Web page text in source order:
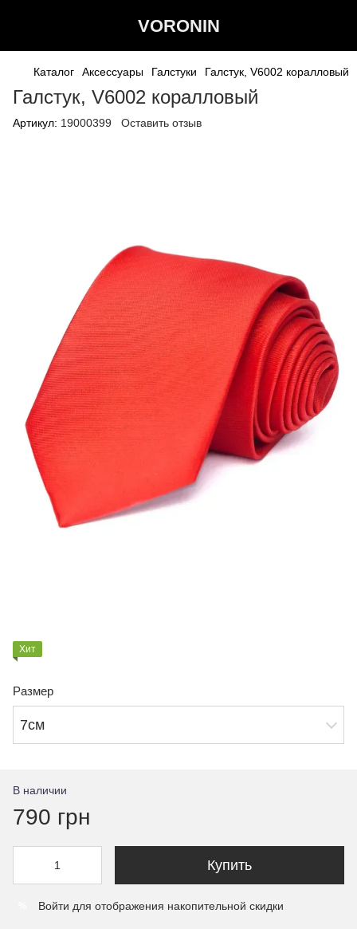
VORONIN
Каталог Аксессуары Галстуки Галстук, V6002 коралловый
Галстук, V6002 коралловый
Артикул: 19000399 Оставить отзыв
Хит
Размер
7см
В наличии
790 грн
Купить
Войти для отображения накопительной скидки